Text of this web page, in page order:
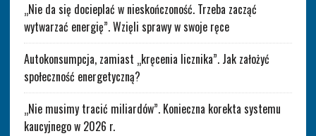
„Nie da się docieplać w nieskończoność. Trzeba zacząć
wytwarzać energię”. Wzięli sprawy w swoje ręce
Autokonsumpcja, zamiast „kręcenia licznika”. Jak założyć
społeczność energetyczną?
„Nie musimy tracić miliardów”. Konieczna korekta systemu
kaucyjnego w 2026 r.